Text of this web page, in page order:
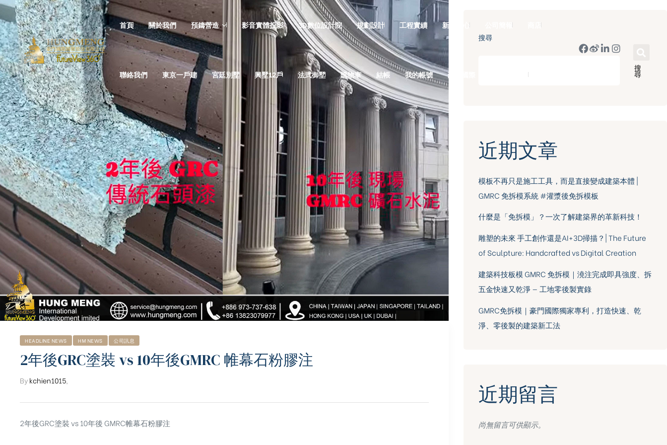
首頁 關於我們 預鑄營造 影音實體投影 3D數位設計院 規劃設計 工程實績 新聞中心 公司簡報 商店
聯絡我們 東京一戶建 宮廷別墅 興墅12戶 法式御墅 購物車 結帳 我的帳號 豪門國際 ｜ 50週年里程碑
HEADLINE NEWS HM NEWS 公司訊息
2年後GRC塗裝 vs 10年後GMRC 帷幕石粉膠注
Bykchien1015
2年後GRC塗裝 vs 10年後 GMRC帷幕石粉膠注
搜尋
搜
尋
近期文章
模板不再只是施工工具，而是直接變成建築本體 |
GMRC 免拆模系統 #灌漿後免拆模板
什麼是「免拆模」？一次了解建築界的革新科技！
雕塑的未來 手工創作還是AI+3D掃描？| The Future
of Sculpture: Handcrafted vs Digital Creation
建築科技板模 GMRC 免拆模｜澆注完成即具強度、拆
五金快速又乾淨 — 工地零後製實錄
GMRC免拆模｜豪門國際獨家專利，打造快速、乾
淨、零後製的建築新工法
近期留言
尚無留言可供顯示。
含日本